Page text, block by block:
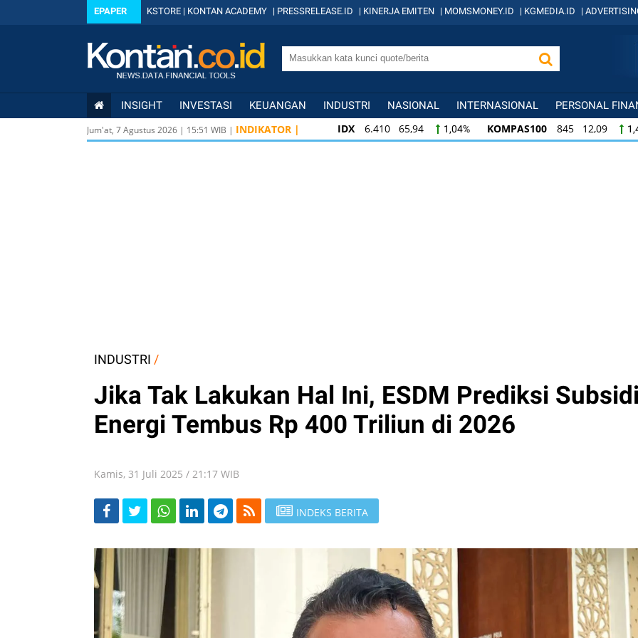
EPAPER KSTORE | KONTAN ACADEMY | PRESSRELEASE.ID | KINERJA EMITEN | MOMSMONEY.ID | KGMEDIA.ID |
INSIGHT INVESTASI KEUANGAN INDUSTRI NASIONAL INTERNASIONAL PERSONAL
Jum'at, 7 Agustus 2026 | 15:51 WIB | INDIKATOR |
IDX 6.410 65,94 1,04% KOMPAS100 845 12,09 1,45% LQ45
KOMPAS100
845 12,09 1,45% LQ45 640 9,44 1,50% ISSI
222
INDUSTRI /
Jika Tak Lakukan Hal Ini, ESDM Prediksi
Energi Tembus Rp 400 Triliun di 2026
Kamis, 31 Juli 2025 / 21:17 WIB
INDEKS BERITA